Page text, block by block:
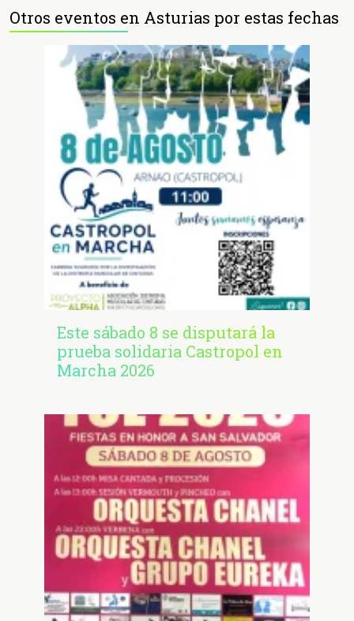
Otros eventos en Asturias por estas fechas
Este sábado 8 se disputará la
prueba solidaria Castropol en
Marcha 2026